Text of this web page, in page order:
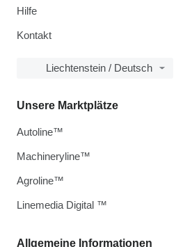
Hilfe
Kontakt
Liechtenstein / Deutsch
Allgemeine Informationen
Unsere Marktplätze
Autoline™
Machineryline™
Agroline™
Linemedia Digital ™